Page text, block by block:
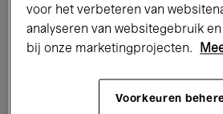
Performances Lezingen &
Jazz Klassieke Muziek
Elektronische Muziek
voor het verbeteren van
analyseren van websitegebruik
bij onze marketingprojecten.
Voorkeuren